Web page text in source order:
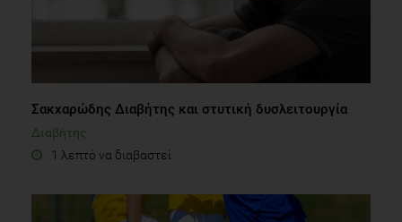
Σακχαρώδης Διαβήτης και στυτική δυσλειτουργία
Διαβήτης
1 λεπτό να διαβαστεί